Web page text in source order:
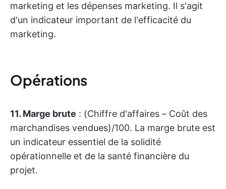
marketing et les dépenses marketing. Il s'agit
d'un indicateur important de l'efficacité du
marketing.
Opérations
11. Marge brute : (Chiffre d'affaires – Coût des
marchandises vendues)/100. La marge brute est
un indicateur essentiel de la solidité
opérationnelle et de la santé financière du
projet.